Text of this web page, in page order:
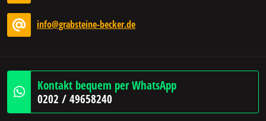
info@grabsteine-becker.de
Kontakt bequem per WhatsApp
0202 / 49658240